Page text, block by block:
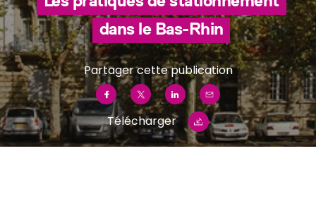
dans le Bas-Rhin
Partager cette publication
Télécharger